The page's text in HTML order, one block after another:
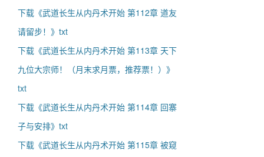
下载《武道长生从内丹术开始 第112章 道友
请留步！》txt
下载《武道长生从内丹术开始 第113章 天下
九位大宗师！（月末求月票，推荐票！）》
txt
下载《武道长生从内丹术开始 第114章 回寨
子与安排》txt
下载《武道长生从内丹术开始 第115章 被窥